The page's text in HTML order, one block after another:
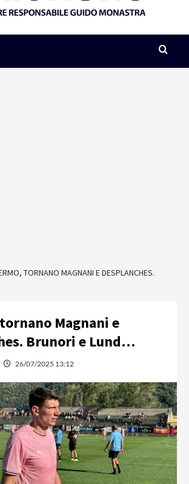
TORNANO MAGNANI E DESPLANCHES.
Magnani e
Brunori e Lund…
26/07/2025 13:12